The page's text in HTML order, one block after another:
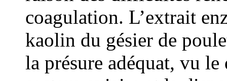
coagulation. L’extrait
kaolin du gésier de
la présure adéquat, vu